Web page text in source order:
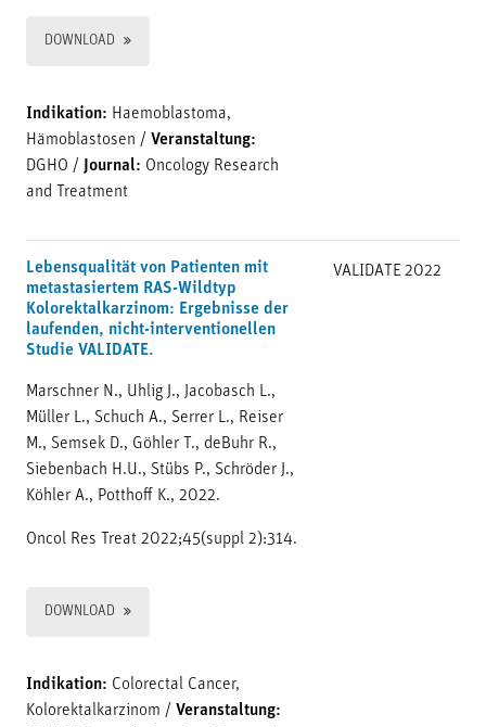
DOWNLOAD
Indikation: Haemoblastoma,
Hämoblastosen / Veranstaltung:
DGHO / Journal: Oncology Research
and Treatment
Lebensqualität von Patienten mit
metastasiertem RAS-Wildtyp
Kolorektalkarzinom: Ergebnisse der
laufenden, nicht-interventionellen
Studie VALIDATE.
Marschner N., Uhlig J., Jacobasch L.,
Müller L., Schuch A., Serrer L., Reiser
M., Semsek D., Göhler T., deBuhr R.,
Siebenbach H.U., Stübs P., Schröder J.,
Köhler A., Potthoff K., 2022.
Oncol Res Treat 2022;45(suppl 2):314.
DOWNLOAD
Indikation: Colorectal Cancer,
Kolorektalkarzinom / Veranstaltung:
VALIDATE 2022